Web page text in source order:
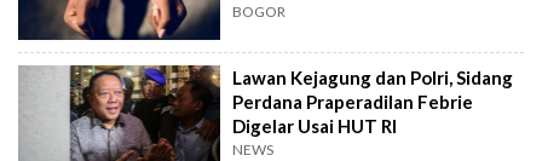
BOGOR
Lawan Kejagung dan Polri, Sidang
Perdana Praperadilan Febrie
Digelar Usai HUT RI
NEWS